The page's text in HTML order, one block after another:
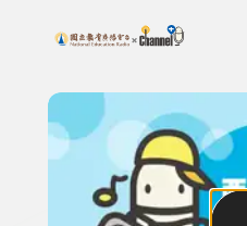
上方功能區塊
搜尋關鍵字：可輸入節目